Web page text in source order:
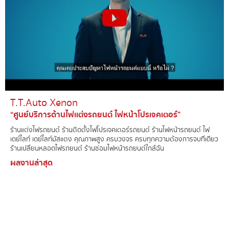
T.T.Auto Xenon​
“ศูนย์บริการด้านไฟเเต่งรถยนต์ ไฟหน้าโปรเจคเตอร์”
ร้านแต่งไฟรถยนต์์ ร้านติดตั้งไฟโปรเจคเตอร์รถยนต์ ร้านไฟหน้ารถยนต์ ไฟ
เดย์ไลท์ เดย์ไลท์มัสแตง คุณภาพสูง ครบวงจร ครบทุกความต้องการจบที่เดียว
ร้านเปลี่ยนหลอดไฟรถยนต์ ร้านซ่อมไฟหน้ารถยนต์ใกล้ฉัน
ผลงานล่าสุด